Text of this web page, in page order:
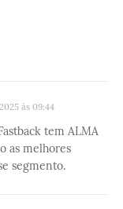
às 09:44
tem ALMA
as melhores
segmento.